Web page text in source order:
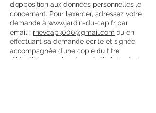
d’opposition aux données personnelles le
concernant. Pour l’exercer, adressez votre
demande à www.jardin-du-cap.fr par
email : rhevcap3000@gmail.com ou en
effectuant sa demande écrite et signée,
accompagnée d’une copie du titre
d’identité avec signature du titulaire de la